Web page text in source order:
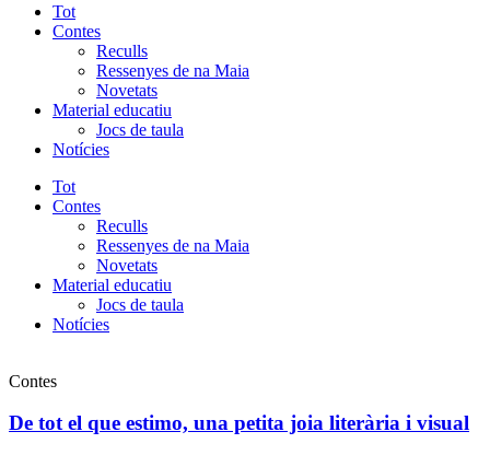
Tot
Contes
Reculls
Ressenyes de na Maia
Novetats
Material educatiu
Jocs de taula
Notícies
Tot
Contes
Reculls
Ressenyes de na Maia
Novetats
Material educatiu
Jocs de taula
Notícies
Contes
De tot el que estimo, una petita joia literària i visual